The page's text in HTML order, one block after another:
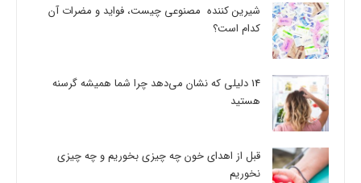
شیرین کننده مصنوعی چیست، فواید و مضرات آن
کدام است؟
14 دلیلی که نشان می‌دهد چرا شما همیشه گرسنه
هستید
قبل از اهدای خون چه چیزی بخوریم و چه چیزی
نخوریم